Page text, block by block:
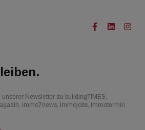
Newsletter zu buildingTIMES,
immo7news, immojobs, immotermin